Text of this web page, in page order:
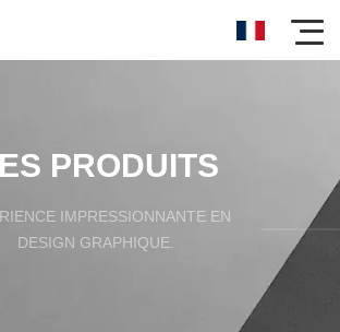
PRODUITS
IMPRESSIONNANTE EN
DESIGN GRAPHIQUE.